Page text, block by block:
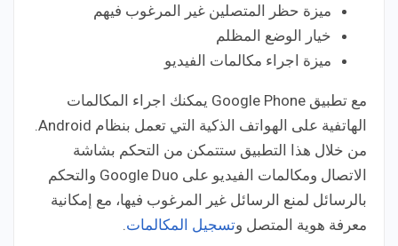
ميزة حظر المتصلين غير المرغوب فيهم
خيار الوضع المظلم
ميزة اجراء مكالمات الفيديو
مع تطبيق Google Phone‏ يمكنك اجراء المكالمات
الهاتفية على الهواتف الذكية التي تعمل بنظام Android.
من خلال هذا التطبيق ستتمكن من التحكم بشاشة
الاتصال ومكالمات الفيديو على Google Duo والتحكم
بالرسائل لمنع الرسائل غير المرغوب فيها، مع إمكانية
معرفة هوية المتصل وتسجيل المكالمات.